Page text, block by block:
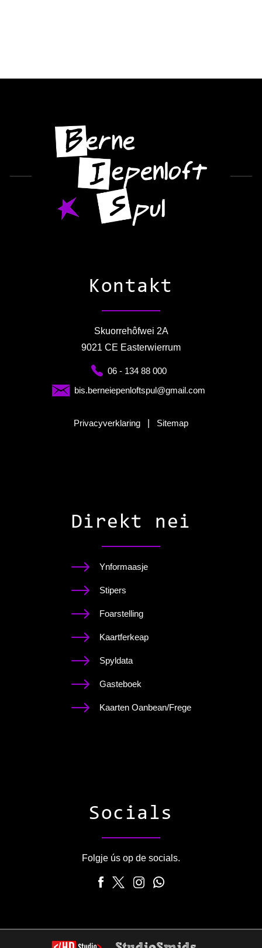
Kontakt
Skuorrehôfwei 2A
9021 CE Easterwierrum
06 - 134 88 000
bis.berneiepenloftspul@gmail.com
Privacyverklaring Sitemap
Direkt nei
Ynformaasje
Stipers
Foarstelling
Kaartferkeap
Spyldata
Gasteboek
Kaarten Oanbean/Frege
Socials
Folgje ús op de socials.